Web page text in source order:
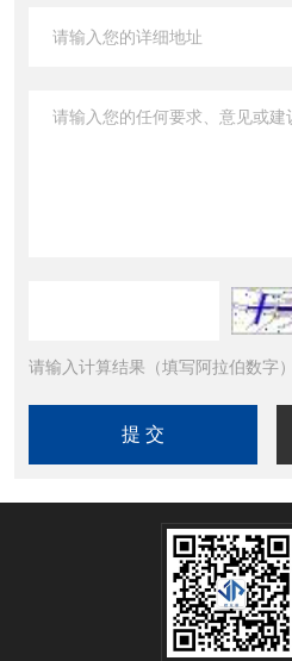
请输入计算结果（填写阿拉伯数字